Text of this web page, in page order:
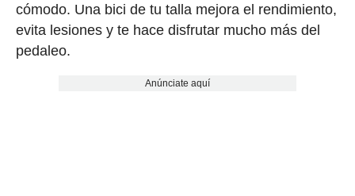
cómodo. Una bici de tu talla mejora el rendimiento,
evita lesiones y te hace disfrutar mucho más del
pedaleo.
Anúnciate aquí